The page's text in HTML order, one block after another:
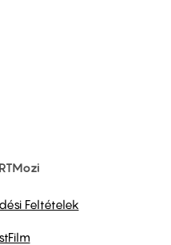
Feltételek